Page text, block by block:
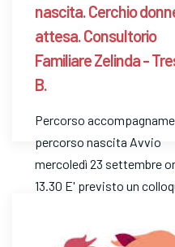
nascita. Cerchio
attesa. Consultorio
Familiare Zelinda -
B.
Percorso
percorso nascita Avvio
mercoledì 23 settembre
13.30 E' previsto un